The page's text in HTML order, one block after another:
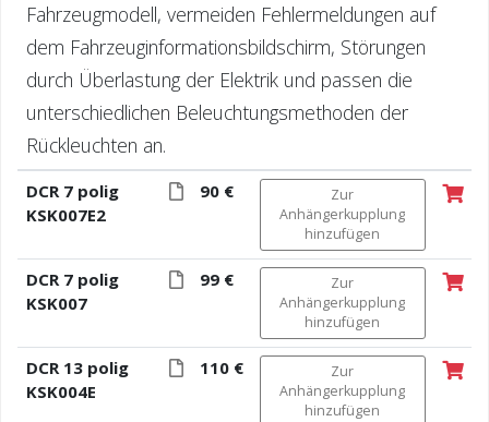
Fahrzeugmodell, vermeiden Fehlermeldungen auf
dem Fahrzeuginformationsbildschirm, Störungen
durch Überlastung der Elektrik und passen die
unterschiedlichen Beleuchtungsmethoden der
Rückleuchten an.
DCR 7 polig
KSK007E2
90 €
Zur
Anhängerkupplung
hinzufügen
DCR 7 polig
KSK007
99 €
Zur
Anhängerkupplung
hinzufügen
DCR 13 polig
KSK004E
110 €
Zur
Anhängerkupplung
hinzufügen